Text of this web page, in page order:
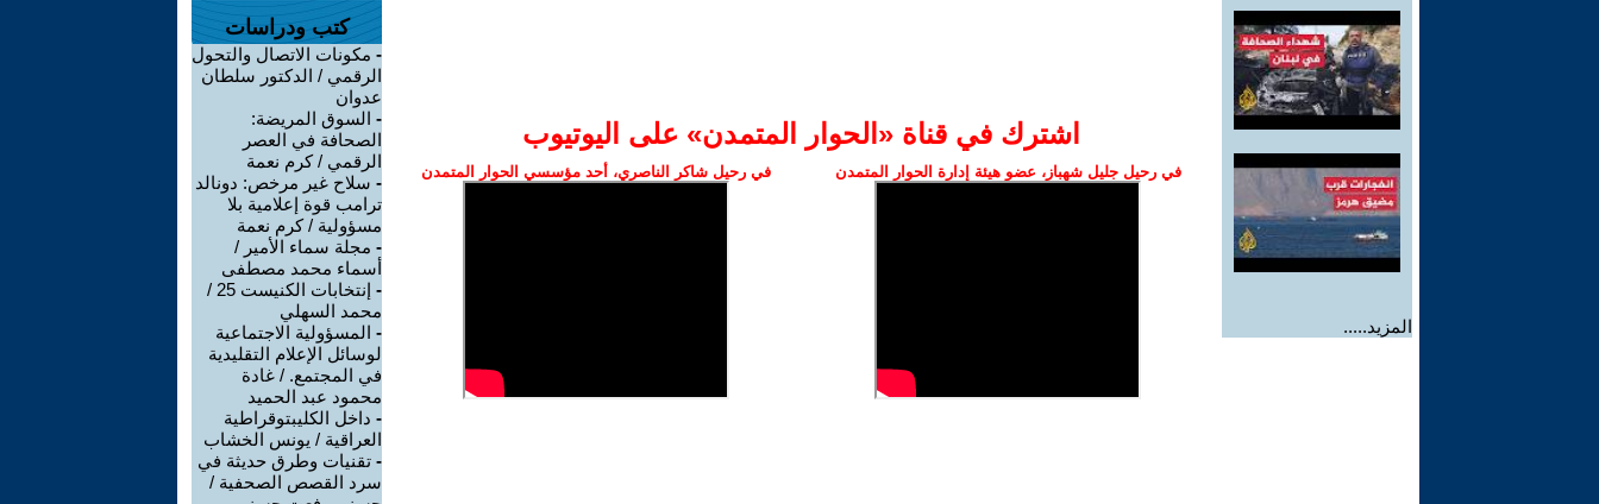
المزيد.....
اشترك في قناة ‫«الحوار المتمدن» على اليوتيوب
في رحيل جليل شهباز، عضو هيئة إدارة الحوار المتمدن في رحيل شاكر الناصري، أحد مؤسسي الحوار المتمدن
كتب ودراسات
- مكونات الاتصال والتحول
الرقمي / الدكتور سلطان
عدوان
- السوق المريضة:
الصحافة في العصر
الرقمي / كرم نعمة
- سلاح غير مرخص: دونالد
ترامب قوة إعلامية بلا
مسؤولية / كرم نعمة
- مجلة سماء الأمير /
أسماء محمد مصطفى
-
إنتخابات الكنيست 25 /
محمد السهلي
- المسؤولية الاجتماعية
لوسائل الإعلام التقليدية
في المجتمع. / غادة
محمود عبد الحميد
- داخل الكليبتوقراطية
العراقية / يونس الخشاب
- تقنيات وطرق حديثة في
سرد القصص الصحفية /